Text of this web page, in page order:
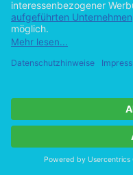
Zur Desktop-Version
Copyright ©Imprint in der
by Open Publishing
Cookie-Einstellungen